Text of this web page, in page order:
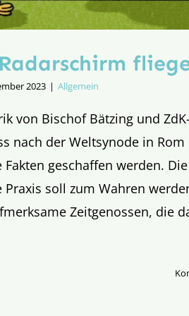
2023 | Allgemein
von Bischof Bätzing und
nach der Weltsynode in Rom
geschaffen werden.
Praxis soll zum Wahren
Zeitgenossen, die